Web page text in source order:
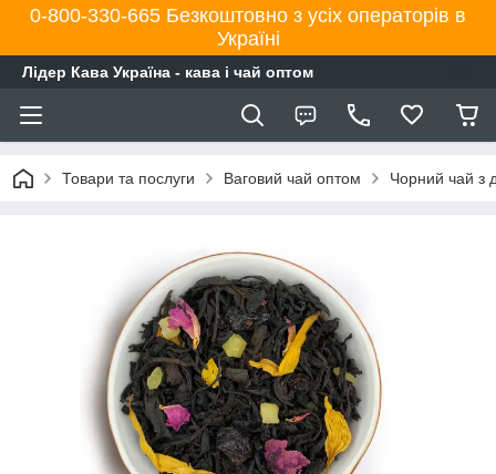
0-800-330-665 Безкоштовно з усіх операторів в
Україні
Лідер Кава Україна - кава і чай оптом
Товари та послуги Ваговий чай оптом Чорний чай з